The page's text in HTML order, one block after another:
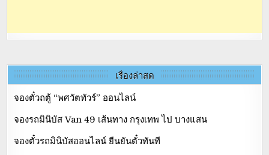
เรื่องล่าสุด
จองตั๋วถตู้ “พศวัตทัวร์” ออนไลน์
จองรถมินิบัส Van 49 เส้นทาง กรุงเทพ ไป บางแสน
จองตั๋วรถมินิบัสออนไลน์ ยืนยันตั๋วทันที